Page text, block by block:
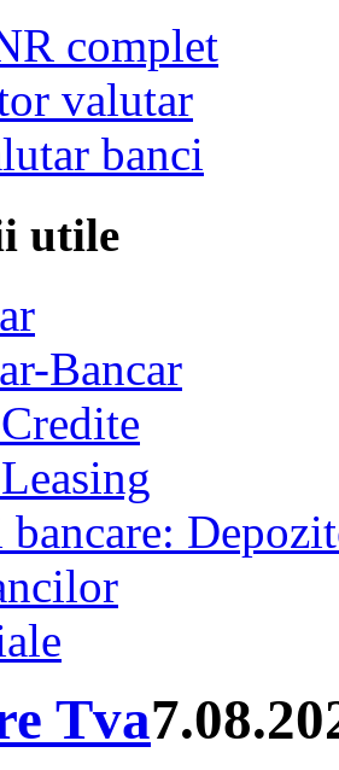
complet
valutar
banci
utile
Bancar
Tva